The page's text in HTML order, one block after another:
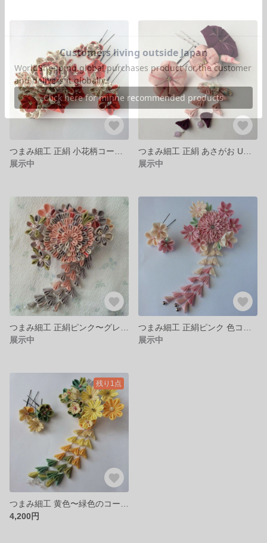
展示中
展示中
展示中
展示中
残り1点
4,200円